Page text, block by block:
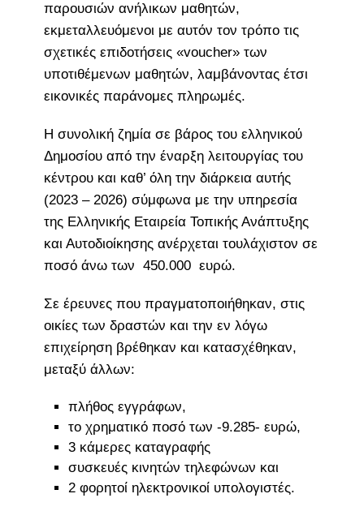
παρουσιών ανήλικων μαθητών,
εκμεταλλευόμενοι με αυτόν τον τρόπο τις
σχετικές επιδοτήσεις «voucher» των
υποτιθέμενων μαθητών, λαμβάνοντας έτσι
εικονικές παράνομες πληρωμές.
Η συνολική ζημία σε βάρος του ελληνικού
Δημοσίου από την έναρξη λειτουργίας του
κέντρου και καθ’ όλη την διάρκεια αυτής
(2023 – 2026) σύμφωνα με την υπηρεσία
της Ελληνικής Εταιρεία Τοπικής Ανάπτυξης
και Αυτοδιοίκησης ανέρχεται τουλάχιστον σε
ποσό άνω των 450.000 ευρώ.
Σε έρευνες που πραγματοποιήθηκαν, στις
οικίες των δραστών και την εν λόγω
επιχείρηση βρέθηκαν και κατασχέθηκαν,
μεταξύ άλλων:
πλήθος εγγράφων,
το χρηματικό ποσό των -9.285- ευρώ,
3 κάμερες καταγραφής
συσκευές κινητών τηλεφώνων και
2 φορητοί ηλεκτρονικοί υπολογιστές.